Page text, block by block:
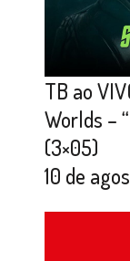
TB ao
Worlds –
(3×05)
10 de